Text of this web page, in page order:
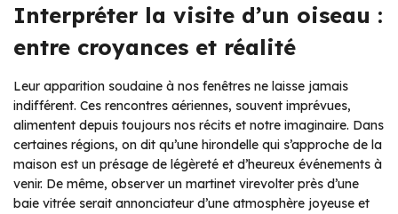
Interpréter la visite d’un oiseau :
entre croyances et réalité
Leur apparition soudaine à nos fenêtres ne laisse jamais
indifférent. Ces rencontres aériennes, souvent imprévues,
alimentent depuis toujours nos récits et notre imaginaire. Dans
certaines régions, on dit qu’une hirondelle qui s’approche de la
maison est un présage de légèreté et d’heureux événements à
venir. De même, observer un martinet virevolter près d’une
baie vitrée serait annonciateur d’une atmosphère joyeuse et